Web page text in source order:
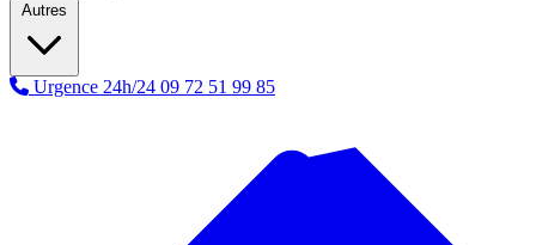
Autres
Urgence 24h/24 09 72 51 99 85